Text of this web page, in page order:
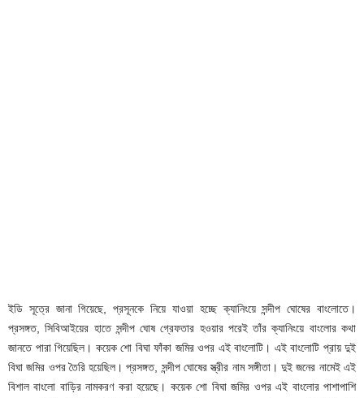
ইডি সূত্রে জানা গিয়েছে, প্রসূনকে নিয়ে যাওয়া হচ্ছে ক্যানিংয়ে সন্দীপ ঘোষের বাংলোতে।
প্রসঙ্গত, সিবিআইয়ের হাতে সন্দীপ ঘোষ গ্রেফতার হওয়ার পরেই তাঁর ক্যানিংয়ে বাংলোর কথা
জানতে পারা গিয়েছিল। কয়েক শো বিঘা ফাঁকা জমির ওপর এই বাংলোটি। এই বাংলোটি প্রায় দুই
বিঘা জমির ওপর তৈরি হয়েছিল। প্রসঙ্গত, সন্দীপ ঘোষের স্ত্রীর নাম সঙ্গীতা। দুই জনের নামেই এই
বিশাল বাংলো বাড়ির নামকরণ করা হয়েছে। কয়েক শো বিঘা জমির ওপর এই বাংলোর পাশাপাশি